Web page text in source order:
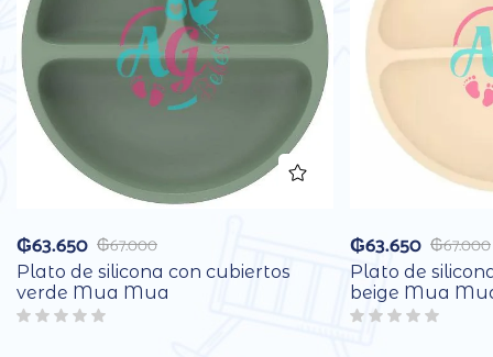
₲67.000
₲63.650
Plato de silicona con cubiertos
verde Mua Mua
₲67.000
₲63.650
Plato de
beige Mua